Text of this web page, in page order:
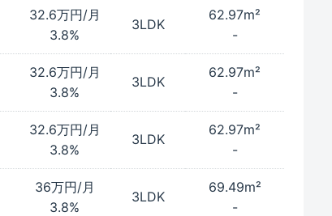
32.6万円/月
3.8%
3LDK
62.97m²
-
32.6万円/月
3.8%
3LDK
62.97m²
-
32.6万円/月
3.8%
3LDK
62.97m²
-
36万円/月
3.8%
3LDK
69.49m²
-